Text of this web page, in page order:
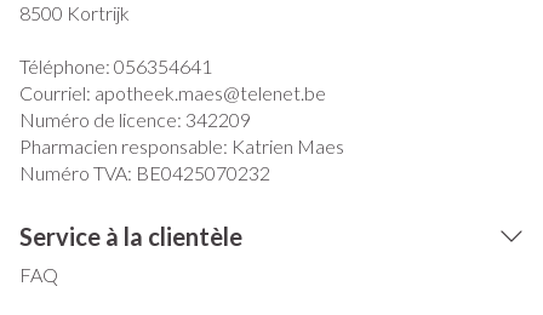
8500 Kortrijk
Téléphone: 056354641
Courriel: apotheek.maes@telenet.be
Numéro de licence: 342209
Pharmacien responsable: Katrien Maes
Numéro TVA: BE0425070232
Service à la clientèle
FAQ